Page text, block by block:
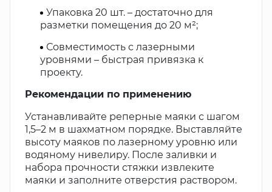
Упаковка 20 шт. – достаточно для
разметки помещения до 20 м²;
Совместимость с лазерными
уровнями – быстрая привязка к
проекту.
Рекомендации по применению
Устанавливайте реперные маяки с шагом
1,5–2 м в шахматном порядке. Выставляйте
высоту маяков по лазерному уровню или
водяному нивелиру. После заливки и
набора прочности стяжки извлеките
маяки и заполните отверстия раствором.